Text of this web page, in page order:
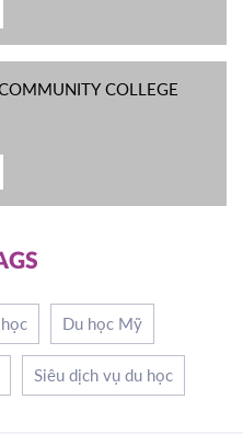
COLLEGE
Du học Mỹ
Siêu dịch vụ du học